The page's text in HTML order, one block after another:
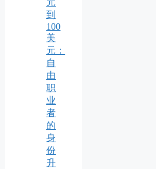
元
到
100
美
元：
自
由
职
业
者
的
身
份
升